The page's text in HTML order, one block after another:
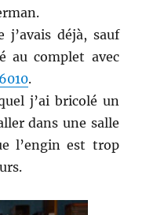
j’avais déjà, sauf
au complet avec
.
j’ai bricolé un
dans une salle
l’engin est trop